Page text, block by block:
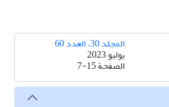
المجلد 30، العدد 60
يوليو 2023
الصفحة7-15